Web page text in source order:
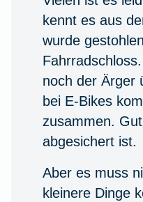
kennt es aus
wurde
noch der Ärger
bei E-Bikes
zusammen.
abgesichert ist.
Aber es muss
kleinere Dinge